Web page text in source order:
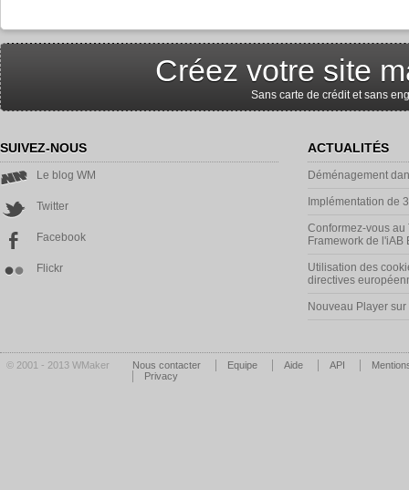
Créez votre site
Sans carte de crédit et sans
SUIVEZ-NOUS
Le blog WM
Twitter
Facebook
Flickr
ACTUALITÉS
Déménagement
Implémentation de
Conformez-vous
Framework de l'iAB
Utilisation des
directives
Nouveau Player sur
© 2001 - 2013 WMaker Nous contacter Equipe Aide API
Privacy